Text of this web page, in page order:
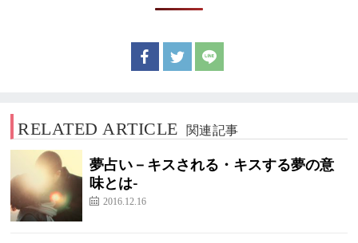
RELATED ARTICLE 関連記事
夢占い－キスされる・キスする夢の意
味とは-
2016.12.16